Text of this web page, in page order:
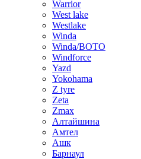
Warrior
West lake
Westlake
Winda
Winda/BOTO
Windforce
Yazd
Yokohama
Z tyre
Zeta
Zmax
Алтайшина
Амтел
Ашк
Барнаул